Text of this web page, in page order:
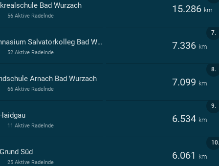
Bad Wurzach 15.286 km
56 Aktive Radelnde
7.
Gymnasium Salvatorkolleg Bad Wurzach 7.336 km
52 Aktive Radelnde
8.
Arnach Bad Wurzach 7.099 km
66 Aktive Radelnde
9.
6.534 km
11 Aktive Radelnde
10.
Süd 6.061 km
25 Aktive Radelnde